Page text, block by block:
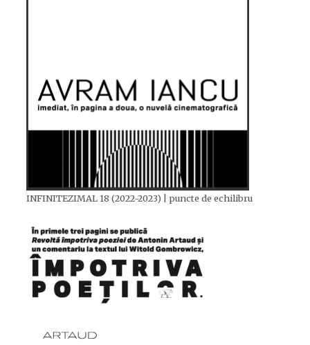
INFINITEZIMAL 18 (2022-2023) | puncte de echilibru